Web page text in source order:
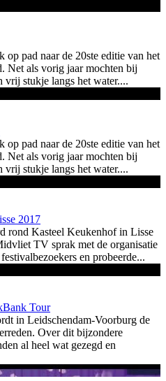
pad naar de 20ste editie van het
Net als vorig jaar mochten bij
vrij stukje langs het water....
pad naar de 20ste editie van het
Net als vorig jaar mochten bij
vrij stukje langs het water....
2017
rond Kasteel Keukenhof in Lisse
TV sprak met de organisatie
en probeerde...
Tour
in Leidschendam-Voorburg de
Over dit bijzondere
al heel wat gezegd en